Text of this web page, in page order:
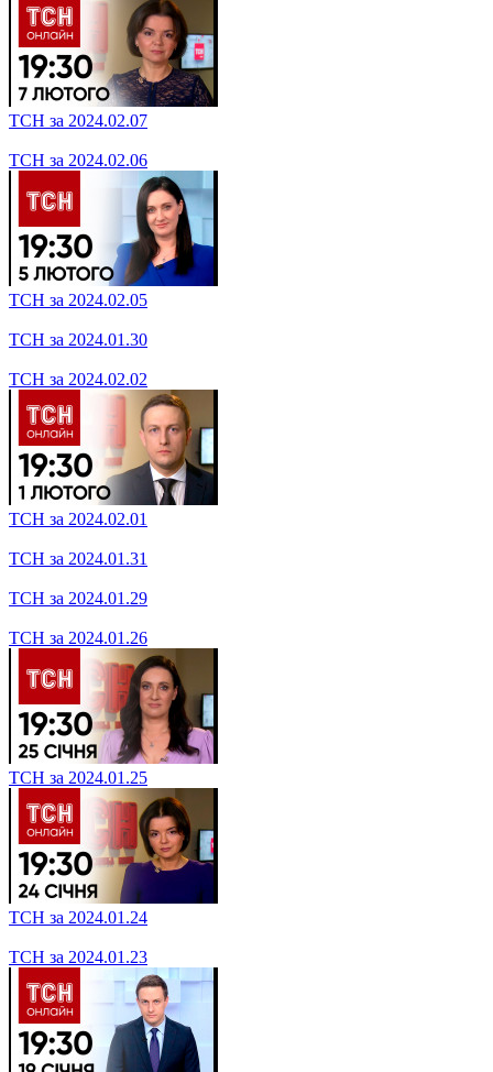
ТСН за 2024.02.28
ТСН за 2024.02.26
ТСН за 2024.02.22
ТСН за 2024.02.20
ТСН за 2024.02.19
ТСН за 2024.02.15
ТСН за 2024.02.14
ТСН за 2024.02.13
ТСН за 2024.02.12
ТСН за 2024.02.08
ТСН за 2024.02.07
ТСН за 2024.02.06